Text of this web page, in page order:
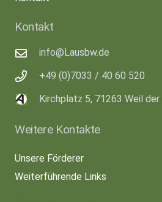
Kontakt
info@Lausbw.de
+49 (0)7033 / 40 60 520
Kirchplatz 5, 71263 Weil
Weitere Kontakte
Unsere Förderer
Weiterführende Links